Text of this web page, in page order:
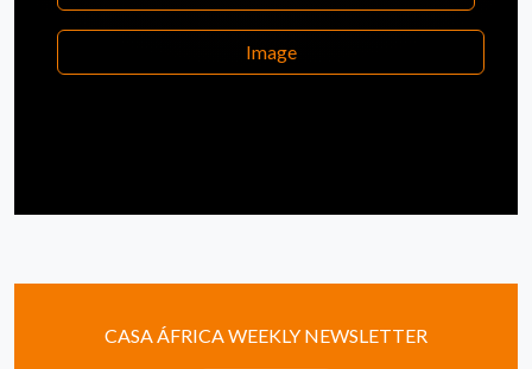
Image
CASA ÁFRICA WEEKLY NEWSLETTER